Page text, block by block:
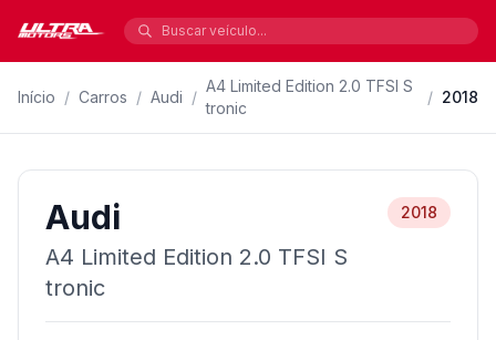
Início / Carros / Audi /
A4 Limited Edition 2.0 TFSI S
tronic
/ 2018
Audi
A4 Limited Edition 2.0 TFSI S
tronic
2018